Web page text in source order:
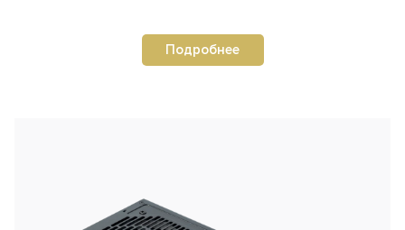
Подробнее